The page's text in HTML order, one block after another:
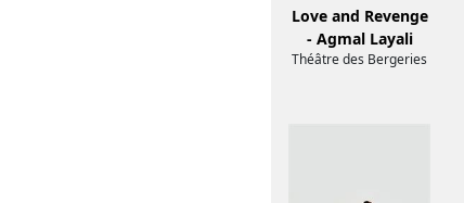
Love and Revenge
- Agmal Layali
Théâtre des Bergeries